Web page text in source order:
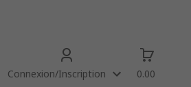
Connexion/Inscription 0.00